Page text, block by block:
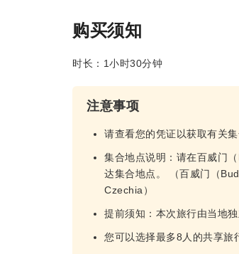
购买须知
时长：1小时30分钟
注意事项
请查看您的凭证以获取有关
集合地点说明：请在百威门
达集合地点。 （百威门（
Czechia）
提前须知：本次旅行由当地独
您可以选择最多8人的共享旅